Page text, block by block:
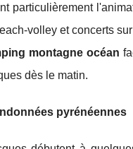
particulièrement
volley et concerts
montagne océan
dès le matin.
pyrénéennes